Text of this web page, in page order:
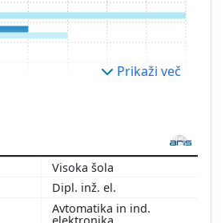
Prikaži več
Visoka šola
Dipl. inž. el.
Avtomatika in ind.